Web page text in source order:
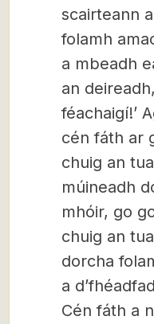
scairteann
folamh
a mbeadh
an
féachaigí!’
cén fáth ar
chuig an
múineadh
mhóir, go
chuig an
dorcha
a
Cén fáth a